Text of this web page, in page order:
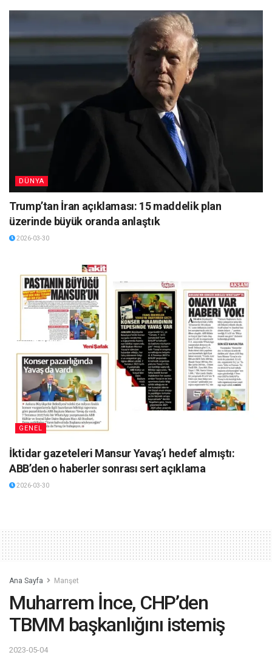
DÜNYA
Trump’tan İran açıklaması: 15 maddelik plan
üzerinde büyük oranda anlaştık
2026-03-30
GENEL
İktidar gazeteleri Mansur Yavaş’ı hedef almıştı:
ABB’den o haberler sonrası sert açıklama
2026-03-30
Ana Sayfa Manşet
Muharrem İnce, CHP’den
TBMM başkanlığını istemiş
2023-05-04